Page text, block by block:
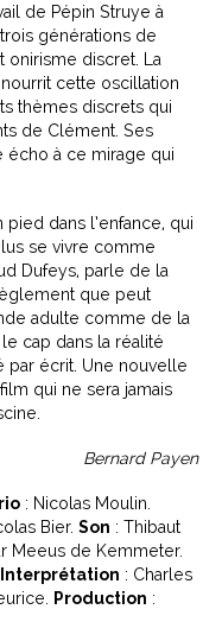
de Pépin Struye à
générations de
onirisme discret. La
cette oscillation
thèmes discrets qui
de Clément. Ses
écho à ce mirage qui
dans l’enfance, qui
se vivre comme
Dufeys, parle de la
que peut
adulte comme de la
cap dans la réalité
par écrit. Une nouvelle
qui ne sera jamais
Bernard Payen
: Nicolas Moulin.
Bier. Son : Thibaut
Meeus de Kemmeter.
Interprétation : Charles
Production :